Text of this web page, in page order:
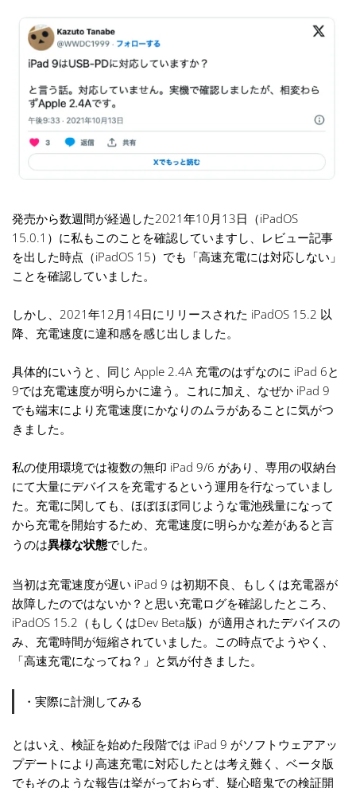
発売から数週間が経過した2021年10月13日（iPadOS
15.0.1）に私もこのことを確認していますし、レビュー記事
を出した時点（iPadOS 15）でも「高速充電には対応しない」
ことを確認していました。
しかし、2021年12月14日にリリースされた iPadOS 15.2 以
降、充電速度に違和感を感じ出しました。
具体的にいうと、同じ Apple 2.4A 充電のはずなのに iPad 6と
9では充電速度が明らかに違う。これに加え、なぜか iPad 9
でも端末により充電速度にかなりのムラがあることに気がつ
きました。
私の使用環境では複数の無印 iPad 9/6 があり、専用の収納台
にて大量にデバイスを充電するという運用を行なっていまし
た。充電に関しても、ほぼほぼ同じような電池残量になって
から充電を開始するため、充電速度に明らかな差があると言
うのは異様な状態でした。
当初は充電速度が遅い iPad 9 は初期不良、もしくは充電器が
故障したのではないか？と思い充電ログを確認したところ、
iPadOS 15.2（もしくはDev Beta版）が適用されたデバイスの
み、充電時間が短縮されていました。この時点でようやく、
「高速充電になってね？」と気が付きました。
・実際に計測してみる
とはいえ、検証を始めた段階では iPad 9 がソフトウェアアッ
プデートにより高速充電に対応したとは考え難く、ベータ版
でもそのような報告は挙がっておらず、疑心暗鬼での検証開